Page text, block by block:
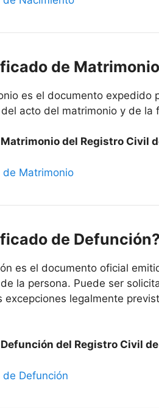
de
es el documento expedido
acto del matrimonio y de la
del Registro Civil
Matrimonio
de Defunción?
es el documento oficial
la persona. Puede ser
excepciones legalmente
del Registro Civil
Defunción